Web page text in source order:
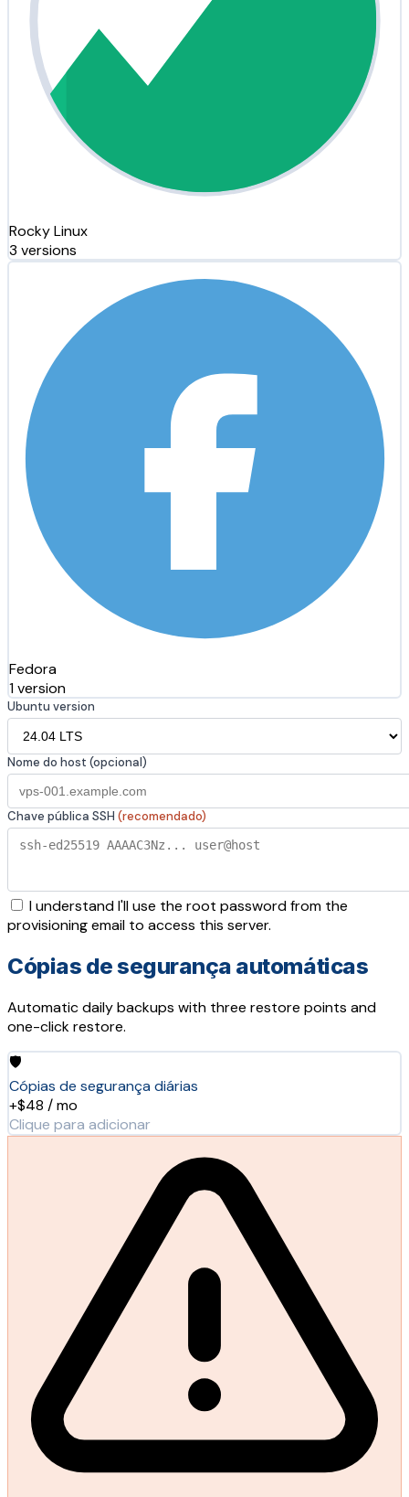
Rocky Linux
3 versions
Fedora
1 version
Ubuntu version
Nome do host (opcional)
Chave pública SSH (recomendado)
I understand I'll use the root password from the
provisioning email to access this server.
Cópias de segurança automáticas
Automatic daily backups with three restore points and
one-click restore.
🛡️
Cópias de segurança diárias
+$48 / mo
Clique para adicionar